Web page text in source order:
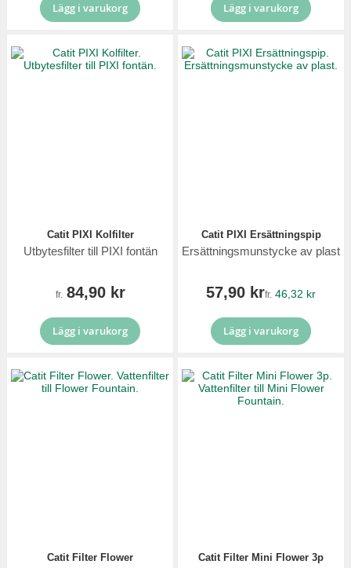
Lägg i varukorg Lägg i varukorg
Catit PIXI Kolfilter
Utbytesfilter till PIXI fontän
fr. 84,90 kr
Lägg i varukorg
Catit PIXI Ersättningspip
Ersättningsmunstycke av plast
57,90 krfr. 46,32 kr
Lägg i varukorg
Catit Filter Flower Catit Filter Mini Flower 3p